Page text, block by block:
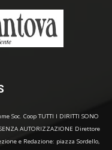
Soc. Coop TUTTI I DIRITTI SONO
AUTORIZZAZIONE Direttore
e Redazione: piazza Sordello,